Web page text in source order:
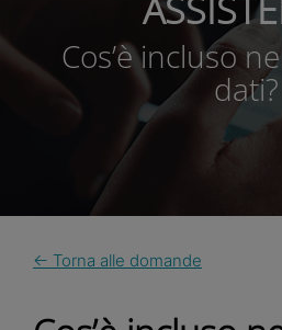
Cos’è incluso
dati?
← Torna alle domande